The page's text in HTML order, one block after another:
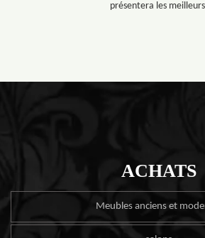
présentera les
ACHATS
Meubles anciens et